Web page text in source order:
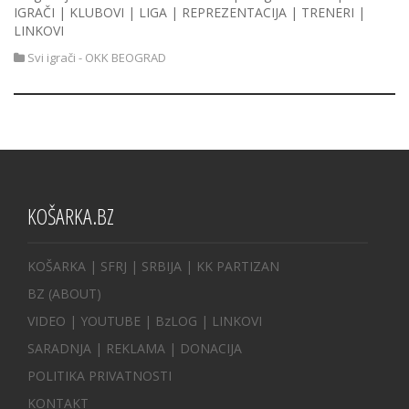
IGRAČI | KLUBOVI | LIGA | REPREZENTACIJA | TRENERI |
LINKOVI
Svi igrači - OKK BEOGRAD
KOŠARKA.BZ
KOŠARKA | SFRJ | SRBIJA | KK PARTIZAN
BZ (ABOUT)
VIDEO | YOUTUBE | BzLOG | LINKOVI
SARADNJA | REKLAMA | DONACIJA
POLITIKA PRIVATNOSTI
KONTAKT